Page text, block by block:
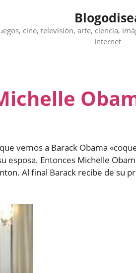
cine, televisión, arte, ciencia,
Internet
vemos a Barack Obama
esposa. Entonces Michelle
Al final Barack recibe de su